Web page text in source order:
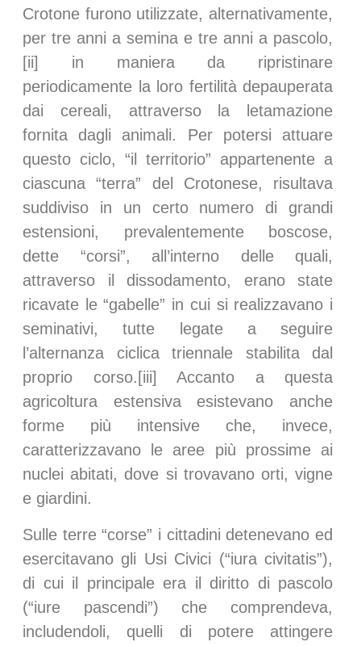
Crotone furono utilizzate, alternativamente,
per tre anni a semina e tre anni a pascolo,
[ii] in maniera da ripristinare
periodicamente la loro fertilità depauperata
dai cereali, attraverso la letamazione
fornita dagli animali. Per potersi attuare
questo ciclo, “il territorio” appartenente a
ciascuna “terra” del Crotonese, risultava
suddiviso in un certo numero di grandi
estensioni, prevalentemente boscose,
dette “corsi”, all’interno delle quali,
attraverso il dissodamento, erano state
ricavate le “gabelle” in cui si realizzavano i
seminativi, tutte legate a seguire
l’alternanza ciclica triennale stabilita dal
proprio corso.[iii] Accanto a questa
agricoltura estensiva esistevano anche
forme più intensive che, invece,
caratterizzavano le aree più prossime ai
nuclei abitati, dove si trovavano orti, vigne
e giardini.
Sulle terre “corse” i cittadini detenevano ed
esercitavano gli Usi Civici (“iura civitatis”),
di cui il principale era il diritto di pascolo
(“iure pascendi”) che comprendeva,
includendoli, quelli di potere attingere